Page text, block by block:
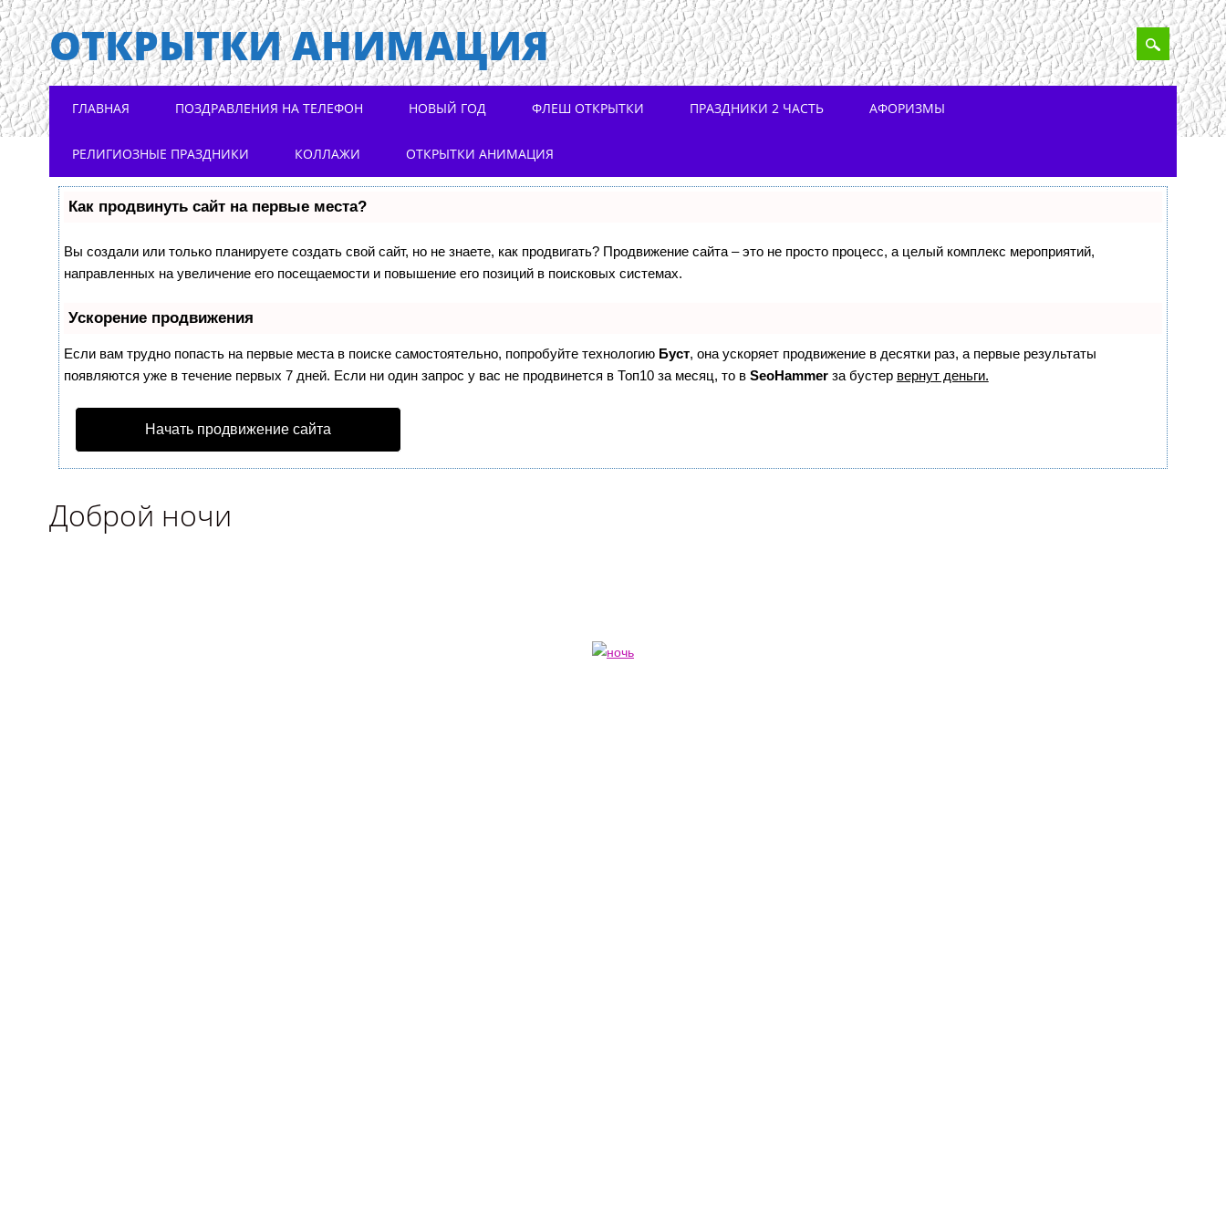
ОТКРЫТКИ АНИМАЦИЯ
Main menu
Skip to content
ГЛАВНАЯ ПОЗДРАВЛЕНИЯ НА ТЕЛЕФОН НОВЫЙ ГОД ФЛЕШ ОТКРЫТКИ ПРАЗДНИКИ 2 ЧАСТЬ АФОРИЗМЫ
РЕЛИГИОЗНЫЕ ПРАЗДНИКИ КОЛЛАЖИ ОТКРЫТКИ АНИМАЦИЯ
Как продвинуть сайт на первые места?
Вы создали или только планируете создать свой сайт, но не знаете, как продвигать? Продвижение сайта – это не просто процесс, а целый комплекс мероприятий,
направленных на увеличение его посещаемости и повышение его позиций в поисковых системах.
Ускорение продвижения
Если вам трудно попасть на первые места в поиске самостоятельно, попробуйте технологию Буст, она ускоряет продвижение в десятки раз, а первые результаты
появляются уже в течение первых 7 дней. Если ни один запрос у вас не продвинется в Топ10 за месяц, то в SeoHammerза бустер вернут деньги.
Начать продвижение сайта
Доброй ночи